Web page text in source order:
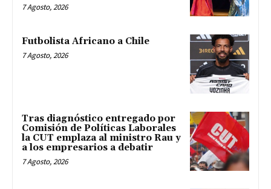
7 Agosto, 2026
Futbolista Africano a Chile
7 Agosto, 2026
Tras diagnóstico entregado por
Comisión de Políticas Laborales
la CUT emplaza al ministro Rau y
a los empresarios a debatir
7 Agosto, 2026